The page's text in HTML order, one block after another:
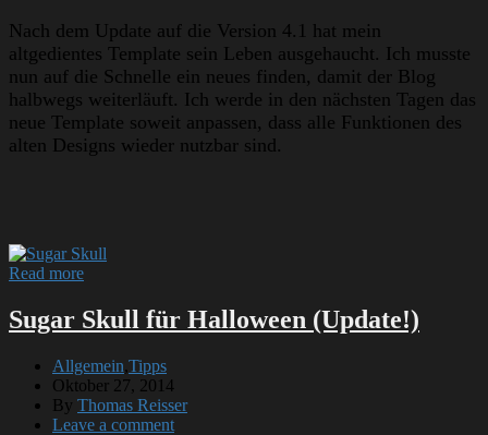
Nach dem Update auf die Version 4.1 hat mein
altgedientes Template sein Leben ausgehaucht. Ich musste
nun auf die Schnelle ein neues finden, damit der Blog
halbwegs weiterläuft. Ich werde in den nächsten Tagen das
neue Template soweit anpassen, dass alle Funktionen des
alten Designs wieder nutzbar sind.
Read more
Sugar Skull für Halloween (Update!)
Allgemein,Tipps
Oktober 27, 2014
By Thomas Reisser
Leave a comment